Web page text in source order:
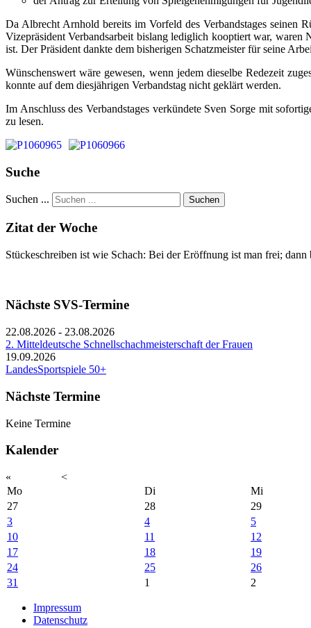
Da Albrecht Arnhold bereits im Vorfeld des Verbandstages seinen
Vizepräsident Verbandsarbeit bislang lediglich kooptiert war,
ist. Der Präsident dankte dem bisherigen Schatzmeister für seine
Wünschenswert wäre gewesen, wenn jedem dieselbe Redezeit
konnte auf dem diesjährigen Verbandstag nicht geklärt werden.
Im Anschluss des Verbandstages verkündete Sven Sorge mit
zu lesen.
Suche
Suchen ... Suchen
Zitat der Woche
Stückeschreiben ist wie Schach: Bei der Eröffnung ist man frei;
Nächste SVS-Termine
22.08.2026 - 23.08.2026
2. Mitteldeutsche Schnellschachmeisterschaft der Frauen
19.09.2026
LandesSportspiele 50+
Nächste Termine
Keine Termine
Kalender
«
<
Mo
Di
Mi
27
28
29
3
4
5
10
11
12
17
18
19
24
25
26
31
1 2
Impressum
Datenschutz